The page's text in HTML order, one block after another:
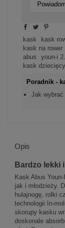
kask kask
kask na rower
abus
youn-i
kask
Poradnik -
Jak
Opis
Bardzo lekki
Kask Abus
jak i młodzieży.
hulajnogę, rolki
technologii In-
skorupy kasku
doskonale